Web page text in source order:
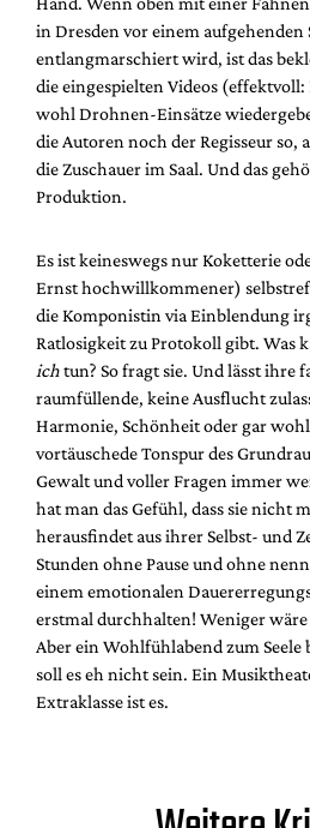
in Dresden vor einem aufgehenden
entlangmarschiert wird, ist das
die eingespielten Videos
wohl Drohnen-Einsätze
die Autoren noch der Regisseur so,
die Zuschauer im Saal. Und das
Produktion.
Es ist keineswegs nur Koketterie
Ernst hochwillkommener)
die Komponistin via Einblendung
Ratlosigkeit zu Protokoll gibt. Was
ichtun? So fragt sie. Und lässt ihre
raumfüllende, keine Ausflucht
Harmonie, Schönheit oder gar
vortäuschede Tonspur des
Gewalt und voller Fragen immer
hat man das Gefühl, dass sie nicht
herausfindet aus ihrer Selbst- und
Stunden ohne Pause und ohne
einem emotionalen
erstmal durchhalten! Weniger wäre
Aber ein Wohlfühlabend zum
soll es eh nicht sein. Ein
Extraklasse ist es.